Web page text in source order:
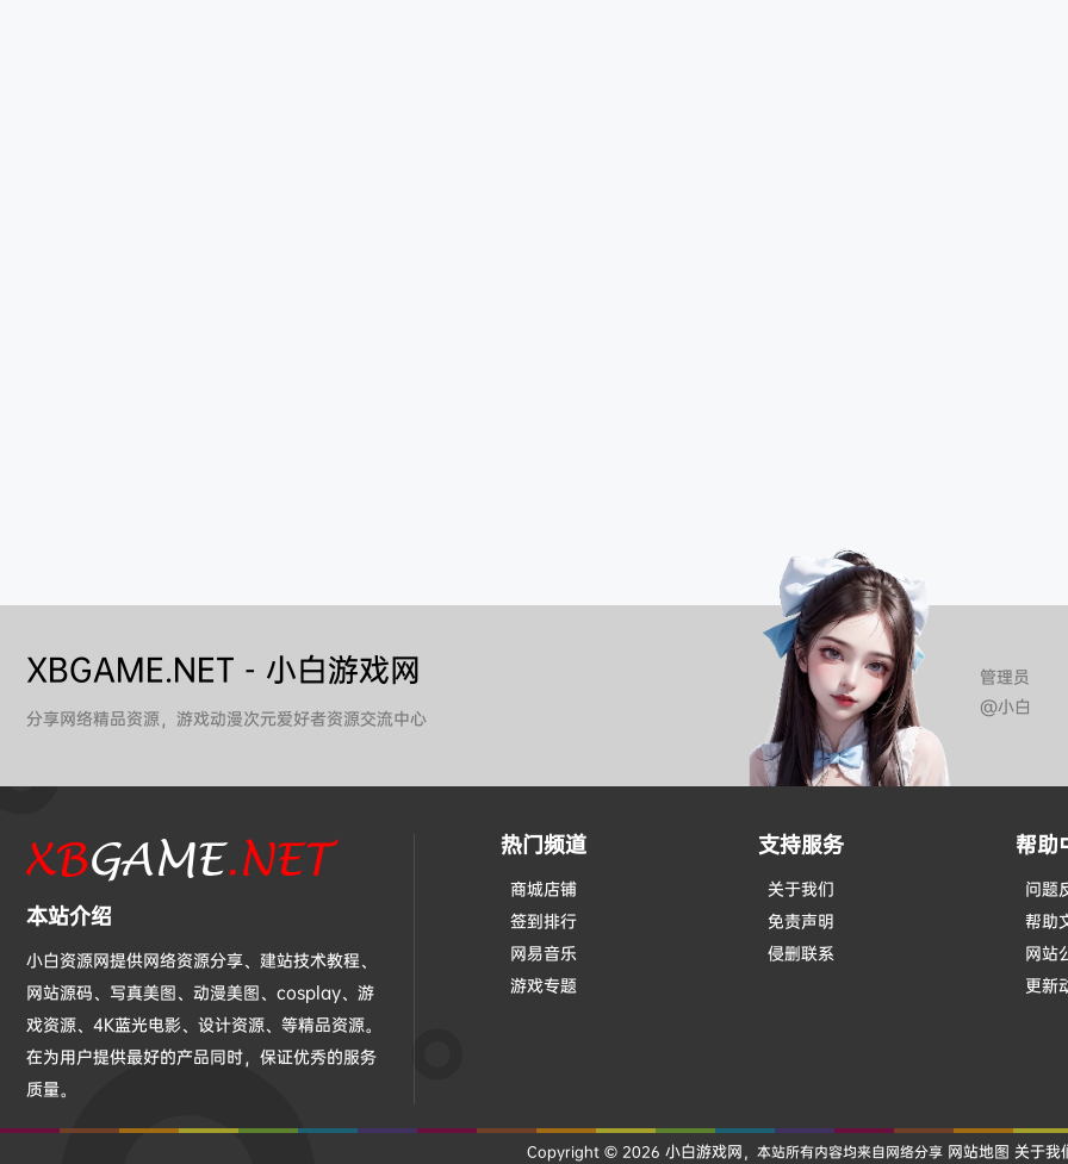
XBGAME.NET - 小白游戏网
分享网络精品资源，游戏动漫次元爱好者资源交流中心
管理员
@小白
本站介绍
小白资源网提供网络资源分享、建站技术教程、
网站源码、写真美图、动漫美图、cosplay、游
戏资源、4K蓝光电影、设计资源、等精品资源。
在为用户提供最好的产品同时，保证优秀的服务
质量。
热门频道
商城店铺
签到排行
网易音乐
游戏专题
支持服务
关于我们
免责声明
侵删联系
帮助
问题
帮助
网站
更新
Copyright © 2026 小白游戏网，本站所有内容均来自网络分享 网站地图 关于我